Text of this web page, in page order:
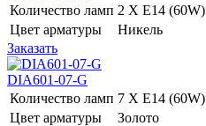
Количество ламп 2 Х E14 (60W)
Цвет арматуры
Никель
Заказать
DIA601-07-G
Количество ламп 7 Х E14 (60W)
Цвет арматуры
Золото